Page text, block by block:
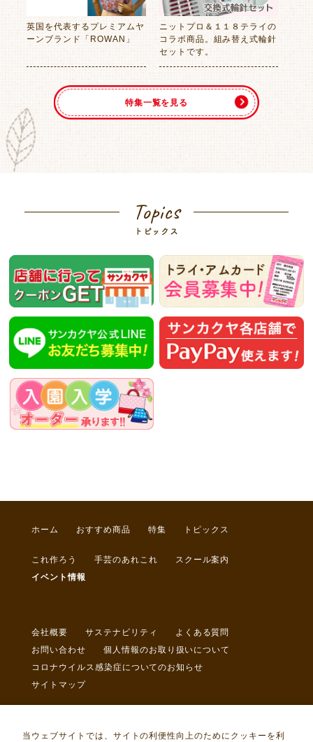
英国を代表するプレミアムヤ
ーンブランド「ROWAN」
ニットプロ＆１１８テライの
コラボ商品。組み替え式輪針
セットです。
特集一覧を見る
Topics
トピックス
当ウェブサイトでは、サイトの利便性向上のためにクッキーを利
ホーム おすすめ商品 特集 トピックス
これ作ろう 手芸のあれこれ
スクール案内
イベント情報
会社概要 サステナビリティ
よくある質問
お問い合わせ
個人情報のお取り扱いについて
コロナウイルス感染症についてのお知らせ
サイトマップ